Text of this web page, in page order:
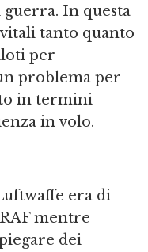
In questa
tanto quanto
per
problema per
in termini
in volo.
era di
mentre
dei